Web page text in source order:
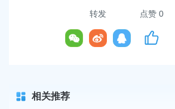
转发 点赞 0
相关推荐